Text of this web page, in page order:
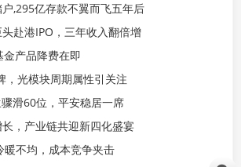
,295亿存款不翼而飞五年后
赴港IPO，三年收入翻倍增
产品降费在即
，光模块周期属性引关注
滑60位，平安稳居一席
，产业链共迎新四化盛宴
暖不均，成本竞争夹击